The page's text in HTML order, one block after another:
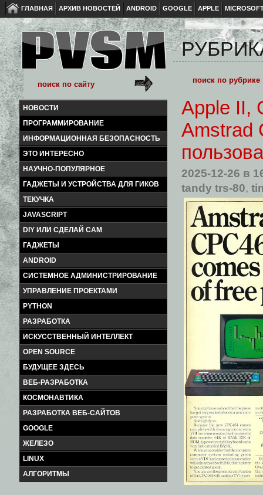
ГЛАВНАЯ АРХИВ НОВОСТЕЙ ANDROID GOOGLE APPLE
НОВОСТИ
ПРОГРАММИРОВАНИЕ
ИНФОРМАЦИОННАЯ БЕЗОПАСНОСТЬ
ЭТО ИНТЕРЕСНО
НАУЧНО-ПОПУЛЯРНОЕ
ГАДЖЕТЫ И УСТРОЙСТВА ДЛЯ ГИКОВ
ТЕКУЧКА
JAVASCRIPT
DIY ИЛИ СДЕЛАЙ САМ
ГАДЖЕТЫ
ANDROID
СИСТЕМНОЕ АДМИНИСТРИРОВАНИЕ
УПРАВЛЕНИЕ ПРОЕКТАМИ
PYTHON
РАЗРАБОТКА
ИСКУССТВЕННЫЙ ИНТЕЛЛЕКТ
OPEN SOURCE
БУДУЩЕЕ ЗДЕСЬ
ВЕБ-РАЗРАБОТКА
КОСМОНАВТИКА
РАЗРАБОТКА ВЕБ-САЙТОВ
GOOGLE
ЖЕЛЕЗО
LINUX
АЛГОРИТМЫ
Apple II,
Amstrad
2025-12-26 в
tandy trs-80,